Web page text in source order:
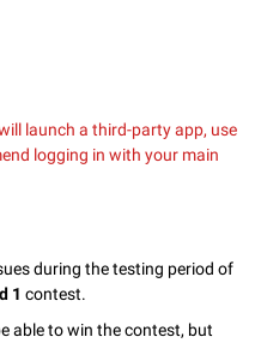
launch a third-party app, use
logging in with your main
during the testing period of
1 contest.
able to win the contest, but